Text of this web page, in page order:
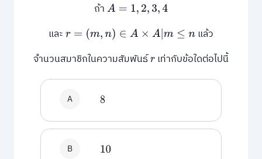
ถ้าA=1, 2,3,4
และr=(m ,n)∈A× A|m≤ n
แล้ว
จำนวนสมาชิกในความสัมพันธ์r เท่ากับข้อใดต่อไปนี้
A 8
B 10